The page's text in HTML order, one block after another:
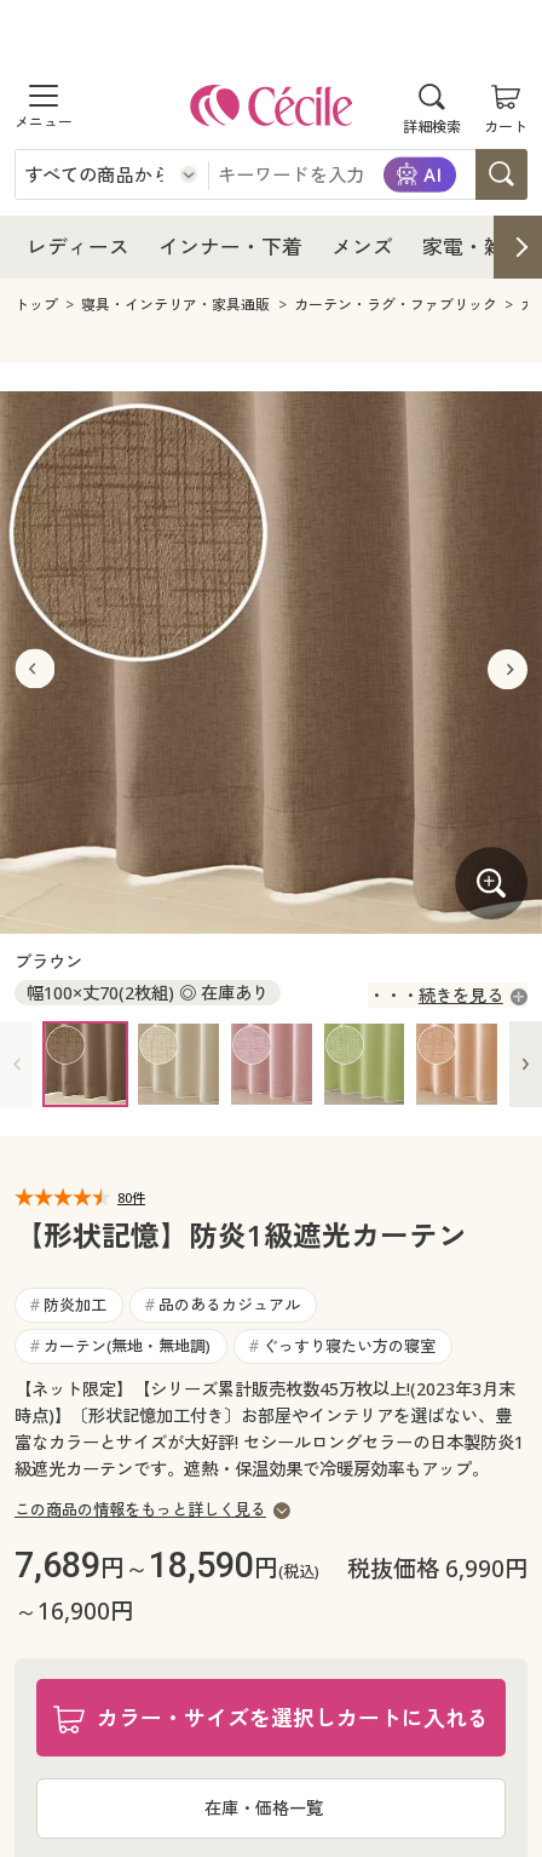
詳細検索 カート
商品を探す
レディース
レディースファッション
インナー・下着
インナー・下着通販すべて
メンズ下着
ジュニア・ティーンズ下着
メンズ
メンズファッション
メンズ下着
家電・雑貨すべて
家電
キッチン・雑貨・日用品
寝具・インテリア・家具
寝具・インテリア・家具通販すべて
家具・収納
寝具・ベッド
美容・健康
美容・健康通販すべて
美容・健康・サプリメント
制服・スクール
制服・スクールすべて
ジュニア・ティーンズ下着
大きいサイズ
大きいサイズ レディース服
大きいサイズ レディース下着
大きいサイズ 事務・制服
バーゲンセール
シークレットセール
詳細検索
商品カテゴリ一覧
カタログ・チラシからのご注文
デジタルカタログ
カタログ無料プレゼント
マイページ
お気に入り
サポート
ご利用ガイド
レディース インナー・下着 メンズ 家電・雑貨
レディース
レディース通販すべて
レディースファッション
インナー・下着
インナー・下着通販すべて
ジュニア・ティーンズ下着
メンズ
メンズ下着
家電
キッチン・雑貨・日用品
寝具・インテリア・家具通販すべて
家具・収納
寝具・ベッド
カーテン・ラグ・ファブリック
美容・健康
美容・健康通販すべて
美容・健康・サプリメント
制服・スクール
制服・スクールすべて
制服・学生服
ジュニア・ティーンズ下着
大きいサイズ
大きいサイズ通販すべて
大きいサイズ レディース服
大きいサイズ メンズ
バーゲン
バーゲンセール
詳細検索
カタログ・チラシからのご注文
デジタルカタログ
カタログ無料プレゼント
会員メニュー
閲覧履歴
サポート
ご利用ガイド
よくある質問とお問い合わせ
トップ 寝具・インテリア・家具通販 カーテン・ラグ・ファブリック カ
ブラウン
幅100×丈70(2枚組) ◎ 在庫あり
幅100×丈75(2枚組) ◎ 在庫あり
幅100×丈80(2枚組) ◎ 在庫あり
幅100×丈85(2枚組) ◎ 在庫あり
幅100×丈105(2枚組) ◎ 在庫あり
幅100×丈110(2枚組) ◎ 在庫あり
幅100×丈120(2枚組) ◎ 在庫あり
幅100×丈125(2枚組) ◎ 在庫あり
幅100×丈130(2枚組) ◎ 在庫あり
幅100×丈135(2枚組) ◎ 在庫あり
幅100×丈140(2枚組) ◎ 在庫あり
幅100×丈145(2枚組) ◎ 在庫あり
幅100×丈150(2枚組) ◎ 在庫あり
幅100×丈160(2枚組) ◎ 在庫あり
幅100×丈165(2枚組) ◎ 在庫あり
幅100×丈170(2枚組) ◎ 在庫あり
幅100×丈185(2枚組) ◎ 在庫あり
幅100×丈190(2枚組) ◎ 在庫あり
幅100×丈195(2枚組) ◎ 在庫あり
幅100×丈200(2枚組) ◎ 在庫あり
幅100×丈205(2枚組) ◎ 在庫あり
幅100×丈210(2枚組) ◎ 在庫あり
続きを見る
80件
【形状記憶】防炎1級遮光カーテン
# 防炎加工 # 品のあるカジュアル
# カーテン(無地・無地調) # ぐっすり寝たい方の寝室
【ネット限定】【シリーズ累計販売枚数45万枚以上!(2023年3月末
時点)】〔形状記憶加工付き〕お部屋やインテリアを選ばない、豊
富なカラーとサイズが大好評! セシールロングセラーの日本製防炎1
級遮光カーテンです。遮熱・保温効果で冷暖房効率もアップ。
この商品の情報をもっと詳しく見る
7,689円～ 18,590円(税込)
税抜価格 6,990円
～16,900円
カラー・サイズを選択しカートに入れる
在庫・価格一覧